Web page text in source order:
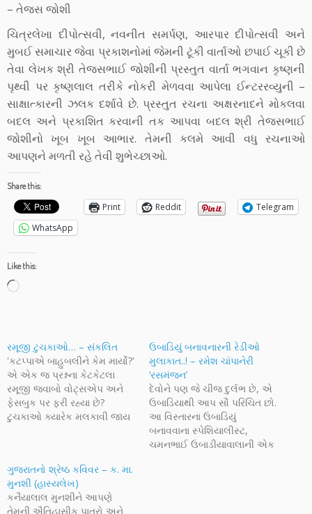
– તેજસ જોશી
ચિત્રલેખા દીપોત્સવી, નવનીત સમર્પણ, આરપાર દીપોત્સવી અને
મુબઈ સમાચાર જેવા પ્રકાશનોમાં જેમની ટૂંકી વાર્તાઓ છપાઈ ચૂકી છે
તેવા લેખક શ્રી તેજસભાઈ જોશીની પ્રસ્તુત વાર્તા ભગવાન કૃષ્ણની
પૃથ્વી પર કૃષ્ણલાલ તરીકે નોકરી મેળવવા આપેલા ઈન્ટરરવ્યુની –
સાક્ષાત્કારની ઝલક દર્શાવે છે. પ્રસ્તુત રચના અક્ષરનાદને મોકલવા
બદલ અને પ્રકાશિત કરવાની તક આપવા બદલ શ્રી તેજસભાઈ
જોશીનો ખૂબ ખૂબ આભાર. તેમની કલમે આવી વધુ રચનાઓ
આપણને મળતી રહે તેવી શુભેચ્છાઓ.
Share this:
Print Reddit
Telegram
WhatsApp
Like this:
Loading…
રમૂજી ટુચકાઓ… – સંકલિત
'કટપ્પાએ બાહુબલીને કેમ માર્યો?'
એ એક જ પ્રશ્નના કેટકેટલા
રમૂજી જવાબો વોટ્સએપ અને
ફેસબુક પર ફરી રહ્યા છે?
ટુચકાઓ ક્યારેક મલકાવી જાય
પ્રસ્તુત થયેલા ટુચકાઓ
જનકલ્યાણ, સહજ બાલઆનંદ,
પુસ્તકાલય, તથાગત જેવા
ઉબાડિયું બનાવનારની રેડીઓ
મુલાકાત..! – રમેશ ચાંપાનેરી
‘રસમંજન’
દેવોને પણ જે ચીજ દુર્લભ છે, એ
ઉબાડિયાથી આપ સૌ પરિચિત છો.
આ વિસ્તારના ઉબાડિયું
બનાવવાના સ્પેશિયાલીસ્ટ,
ચમનભાઈ ઉબાડીયાવાલાની એક
ગુજરાતનો શ્રેષ્ઠ કવિવર – ક. મા.
મુનશી (હાસ્યલેખ)
કનૈયાલાલ મુનશીને આપણે
તેમની ઐતિહાસીક પાત્રો અને